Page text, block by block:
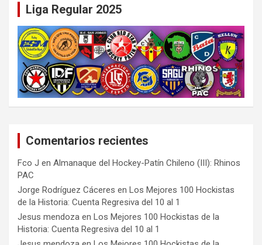
Liga Regular 2025
Comentarios recientes
Fco J en Almanaque del Hockey-Patín Chileno (III): Rhinos
PAC
Jorge Rodríguez Cáceres en Los Mejores 100 Hockistas
de la Historia: Cuenta Regresiva del 10 al 1
Jesus mendoza en Los Mejores 100 Hockistas de la
Historia: Cuenta Regresiva del 10 al 1